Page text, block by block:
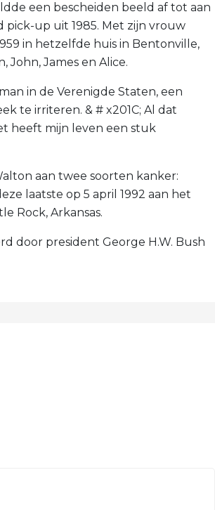
een bescheiden beeld af tot aan
pick-up uit 1985. Met zijn vrouw
in hetzelfde huis in Bentonville,
John, James en Alice.
in de Verenigde Staten, een
te irriteren. & # x201C; Al dat
heeft mijn leven een stuk
aan twee soorten kanker:
laatste op 5 april 1992 aan het
Rock, Arkansas.
door president George H.W. Bush